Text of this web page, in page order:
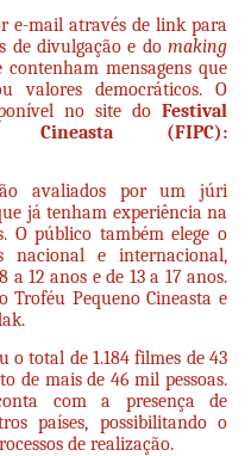
e-mail através de link para
de divulgação e do making
mensagens que
valores democráticos. O
no site do Festival
Cineasta (FIPC):
avaliados por um júri
já tenham experiência na
O público também elege o
nacional e internacional,
12 anos e de 13 a 17 anos.
Troféu Pequeno Cineasta e
o total de 1.184 filmes de 43
de mais de 46 mil pessoas.
com a presença de
países, possibilitando o
de realização.